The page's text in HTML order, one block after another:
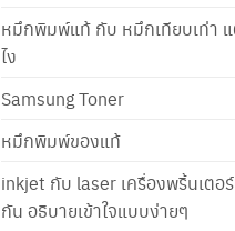
หมึกพิมพ์แท้ กับ หมึกเทียบเท่า
ไง
Samsung Toner
หมึกพิมพ์ของแท้
inkjet กับ laser เครื่องพริ้นเตอ
กัน อธิบายเข้าใจแบบง่ายๆ